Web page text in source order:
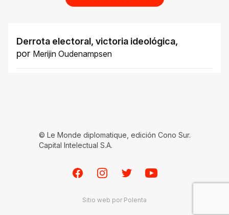
Derrota electoral, victoria ideológica,
por Merijin Oudenampsen
© Le Monde diplomatique, edición Cono Sur.
Capital Intelectual S.A.
FacebookInstagramTwitterYoutube
Sitio web por Polenta